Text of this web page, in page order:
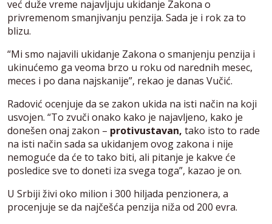
već duže vreme najavljuju ukidanje Zakona o
privremenom smanjivanju penzija. Sada je i rok za to
blizu.
“Mi smo najavili ukidanje Zakona o smanjenju penzija i
ukinućemo ga veoma brzo u roku od narednih mesec,
meces i po dana najskanije”, rekao je danas Vučić.
Radović ocenjuje da se zakon ukida na isti način na koji
usvojen. “To zvuči onako kako je najavljeno, kako je
donešen onaj zakon – protivustavan, tako isto to rade
na isti način sada sa ukidanjem ovog zakona i nije
nemoguće da će to tako biti, ali pitanje je kakve će
posledice sve to doneti iza svega toga”, kazao je on.
U Srbiji živi oko milion i 300 hiljada penzionera, a
procenjuje se da najčešća penzija niža od 200 evra.